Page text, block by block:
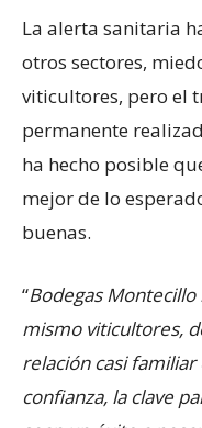
La alerta sanitaria
otros sectores,
viticultores, pero el
permanente
ha hecho posible
mejor de lo
buenas.
“Bodegas
mismo viticultores,
relación casi
confianza, la clave